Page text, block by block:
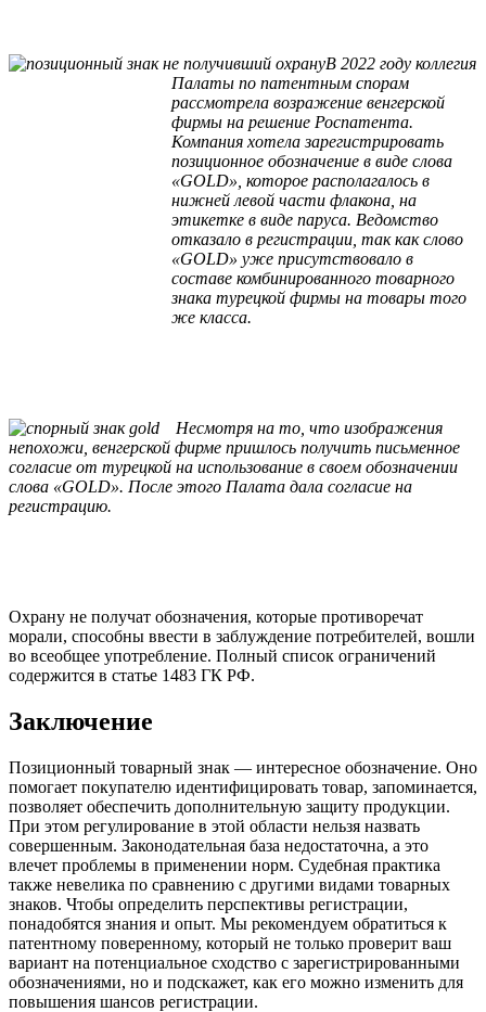
В 2022 году коллегия
Палаты по патентным спорам
рассмотрела возражение венгерской
фирмы на решение Роспатента.
Компания хотела зарегистрировать
позиционное обозначение в виде слова
«GOLD», которое располагалось в
нижней левой части флакона, на
этикетке в виде паруса. Ведомство
отказало в регистрации, так как слово
«GOLD» уже присутствовало в
составе комбинированного товарного
знака турецкой фирмы на товары того
же класса.
Несмотря на то, что изображения
непохожи, венгерской фирме пришлось получить письменное
согласие от турецкой на использование в своем обозначении
слова «GOLD». После этого Палата дала согласие на
регистрацию.
Охрану не получат обозначения, которые противоречат
морали, способны ввести в заблуждение потребителей, вошли
во всеобщее употребление. Полный список ограничений
содержится в статье 1483 ГК РФ.
Заключение
Позиционный товарный знак — интересное обозначение. Оно
помогает покупателю идентифицировать товар, запоминается,
позволяет обеспечить дополнительную защиту продукции.
При этом регулирование в этой области нельзя назвать
совершенным. Законодательная база недостаточна, а это
влечет проблемы в применении норм. Судебная практика
также невелика по сравнению с другими видами товарных
знаков. Чтобы определить перспективы регистрации,
понадобятся знания и опыт. Мы рекомендуем обратиться к
патентному поверенному, который не только проверит ваш
вариант на потенциальное сходство с зарегистрированными
обозначениями, но и подскажет, как его можно изменить для
повышения шансов регистрации.